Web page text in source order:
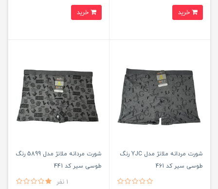
شورت مردانه ملانژ مدل YJC رنگ
طوسی سیر کد 461
شورت مردانه ملانژ مدل 5899 رنگ
طوسی سیر کد 441
1 نفر